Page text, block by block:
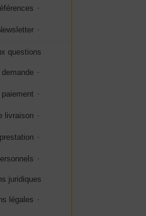
questions
paiement
livraison
juridiques
légales